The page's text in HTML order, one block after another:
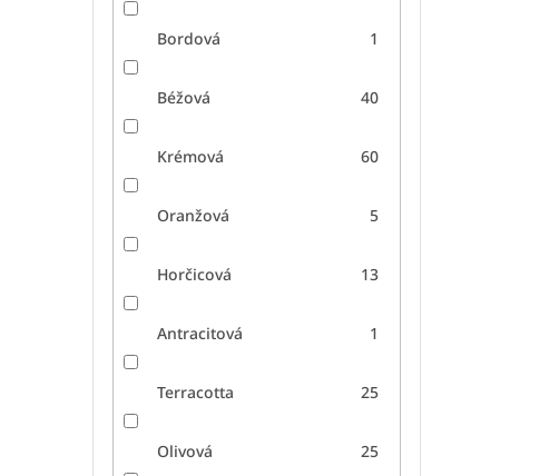
Bordová 1
Béžová 40
Krémová 60
Oranžová 5
Horčicová 13
Antracitová 1
Terracotta 25
Olivová 25